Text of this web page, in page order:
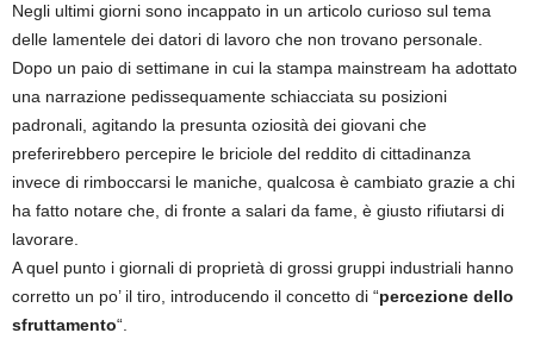
Negli ultimi giorni sono incappato in un articolo curioso sul tema
delle lamentele dei datori di lavoro che non trovano personale.
Dopo un paio di settimane in cui la stampa mainstream ha adottato
una narrazione pedissequamente schiacciata su posizioni
padronali, agitando la presunta oziosità dei giovani che
preferirebbero percepire le briciole del reddito di cittadinanza
invece di rimboccarsi le maniche, qualcosa è cambiato grazie a chi
ha fatto notare che, di fronte a salari da fame, è giusto rifiutarsi di
lavorare.
A quel punto i giornali di proprietà di grossi gruppi industriali hanno
corretto un po’ il tiro, introducendo il concetto di “percezione dello
sfruttamento“.